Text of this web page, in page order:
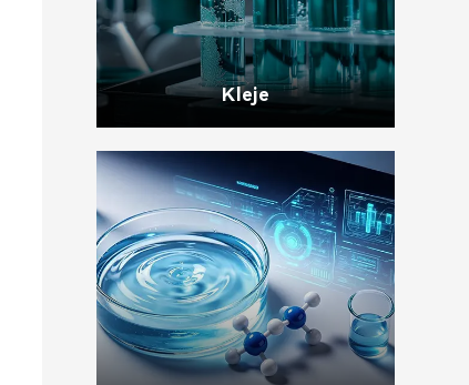
Kleje